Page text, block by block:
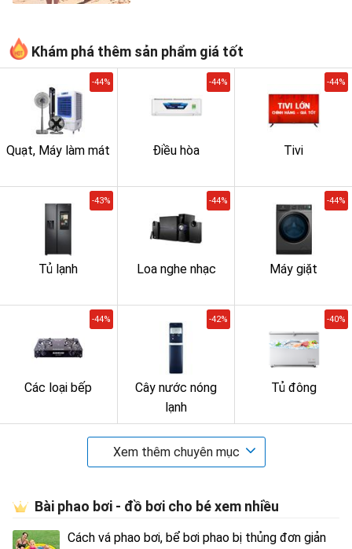
Khám phá thêm sản phẩm giá tốt
Quạt, Máy làm mát
-44%
Điều hòa
-44%
Tivi
-44%
Tủ lạnh
-43%
Loa nghe nhạc
-44%
Máy giặt
-44%
Các loại bếp
-44%
Cây nước nóng
lạnh
-42%
Tủ đông
-40%
Xem thêm chuyên mục
Bài phao bơi - đồ bơi cho bé xem nhiều
Cách vá phao bơi, bể bơi phao bị thủng đơn giản